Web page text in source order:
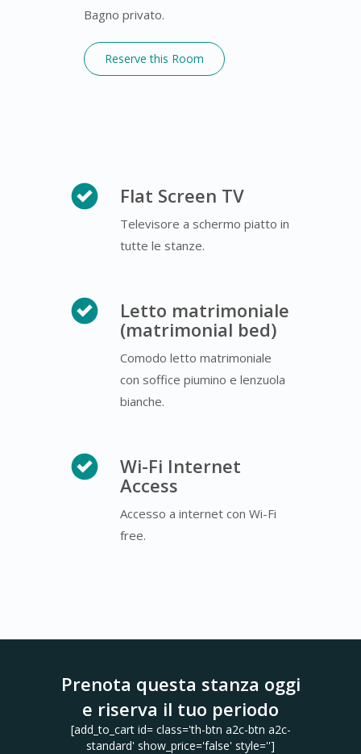
Bagno privato.
Reserve this Room
Flat Screen TV
Televisore a schermo piatto in
tutte le stanze.
Letto matrimoniale
(matrimonial bed)
Comodo letto matrimoniale
con soffice piumino e lenzuola
bianche.
Wi-Fi Internet
Access
Accesso a internet con Wi-Fi
free.
Prenota questa stanza oggi
e riserva il tuo periodo
[add_to_cart id= class='th-btn a2c-btn a2c-
standard' show_price='false' style='']